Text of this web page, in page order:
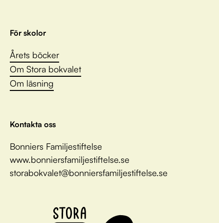
För skolor
Årets böcker
Om Stora bokvalet
Om läsning
Kontakta oss
Bonniers Familjestiftelse
www.bonniersfamiljestiftelse.se
storabokvalet@bonniersfamiljestiftelse.se